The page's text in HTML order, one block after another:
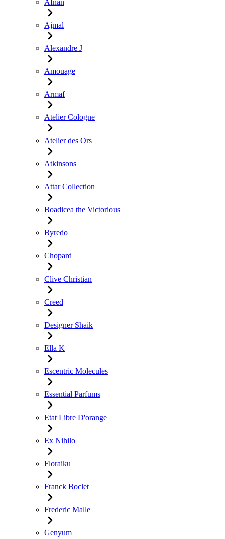
Afnan
Ajmal
Alexandre J
Amouage
Armaf
Atelier Cologne
Atelier des Ors
Atkinsons
Attar Collection
Boadicea the Victorious
Byredo
Chopard
Clive Christian
Creed
Designer Shaik
Ella K
Escentric Molecules
Essential Parfums
Etat Libre D'orange
Ex Nihilo
Floraiku
Franck Boclet
Frederic Malle
Genyum